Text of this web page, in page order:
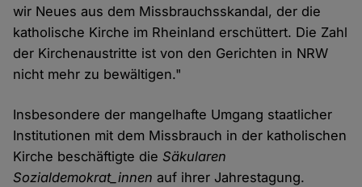
wir Neues aus dem Missbrauchsskandal, der die
katholische Kirche im Rheinland erschüttert. Die Zahl
der Kirchenaustritte ist von den Gerichten in NRW
nicht mehr zu bewältigen."
Insbesondere der mangelhafte Umgang staatlicher
Institutionen mit dem Missbrauch in der katholischen
Kirche beschäftigte dieSäkularen
Sozialdemokrat_innen auf ihrer Jahrestagung.